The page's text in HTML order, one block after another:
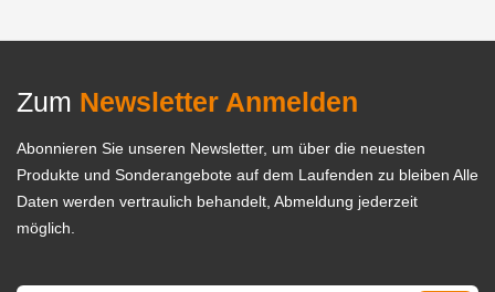
Zum Newsletter Anmelden
Abonnieren Sie unseren Newsletter, um über die neuesten
Produkte und Sonderangebote auf dem Laufenden zu bleiben Alle
Daten werden vertraulich behandelt, Abmeldung jederzeit
möglich.